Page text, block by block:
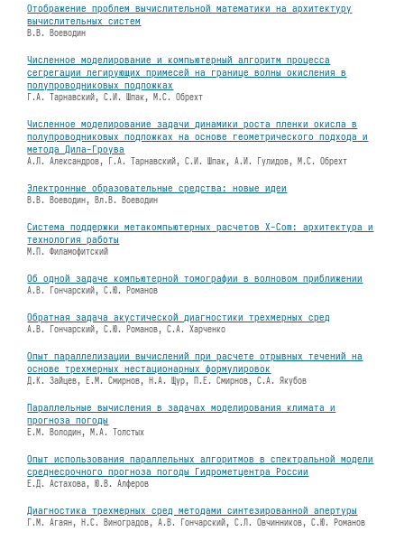
Отображение проблем вычислительной математики на архитектуру
вычислительных систем
В.В. Воеводин
Численное моделирование и компьютерный алгоритм процесса
сегрегации легирующих примесей на границе волны окисления в
полупроводниковых подложках
Г.А. Тарнавский, С.И. Шпак, М.С. Обрехт
Численное моделирование задачи динамики роста пленки окисла в
полупроводниковых подложках на основе геометрического подхода и
метода Дила-Гроува
А.Л. Александров, Г.А. Тарнавский, С.И. Шпак, А.И. Гулидов, М.С. Обрехт
Электронные образовательные средства: новые идеи
В.В. Воеводин, Вл.В. Воеводин
Система поддержки метакомпьютерных расчетов X-Com: архитектура и
технология работы
М.П. Филамофитский
Об одной задаче компьютерной томографии в волновом приближении
А.В. Гончарский, С.Ю. Романов
Обратная задача акустической диагностики трехмерных сред
А.В. Гончарский, С.Ю. Романов, С.А. Харченко
Опыт параллелизации вычислений при расчете отрывных течений на
основе трехмерных нестационарных формулировок
Д.К. Зайцев, Е.М. Смирнов, Н.А. Щур, П.Е. Смирнов, С.А. Якубов
Параллельные вычисления в задачах моделирования климата и
прогноза погоды
Е.М. Володин, М.А. Толстых
Опыт использования параллельных алгоритмов в спектральной модели
среднесрочного прогноза погоды Гидрометцентра России
Е.Д. Астахова, Ю.В. Алферов
Диагностика трехмерных сред методами синтезированной апертуры
Г.М. Агаян, Н.С. Виноградов, А.В. Гончарский, С.Л. Овчинников, С.Ю. Романов